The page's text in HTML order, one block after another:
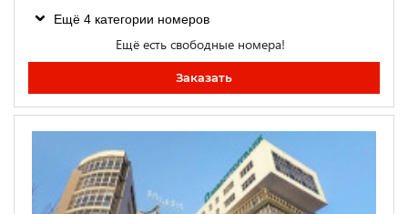
Ещё 4 категории номеров
Ещё есть свободные номера!
Заказать